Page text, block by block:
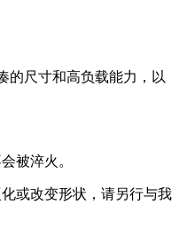
的尺寸和高负载能力，以
被淬火。
或改变形状，请另行与我